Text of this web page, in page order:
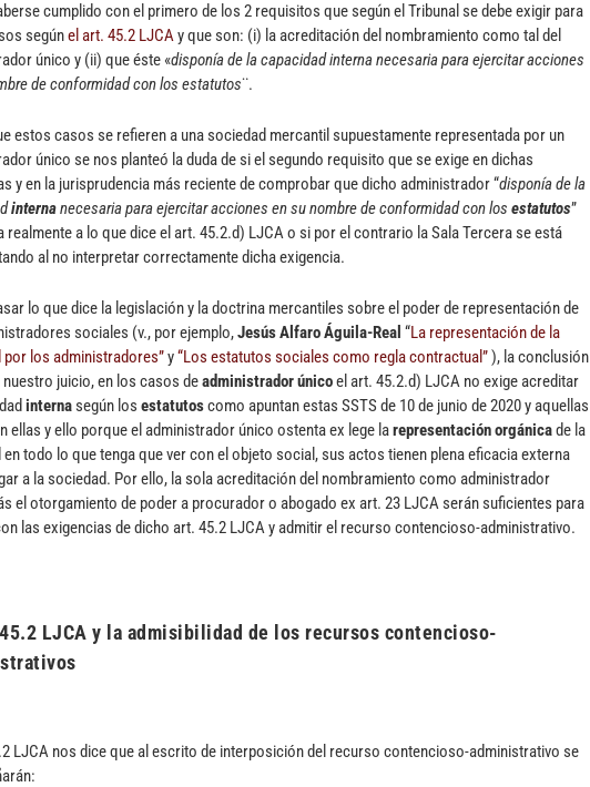
cumplido con el primero de los 2 requisitos que según el Tribunal se debe exigir para
segúnel art. 45.2 LJCAy que son: (i) la acreditación del nombramiento como tal del
único y (ii) que éste «disponía de la capacidad interna necesaria para ejercitar acciones
de conformidad con los estatutos¨.
estos casos se refieren a una sociedad mercantil supuestamente representada por un
único se nos planteó la duda de si el segundo requisito que se exige en dichas
y en la jurisprudencia más reciente de comprobar que dicho administrador “disponía de la
internanecesaria para ejercitar acciones en su nombre de conformidad con los estatutos”
realmente a lo que dice el art. 45.2.d) LJCA o si por el contrario la Sala Tercera se está
al no interpretar correctamente dicha exigencia.
lo que dice la legislación y la doctrina mercantiles sobre el poder de representación de
sociales (v., por ejemplo,Jesús Alfaro Águila-Real “La representación de la
por los administradores”y“Los estatutos sociales como regla contractual”), la conclusión
nuestro juicio, en los casos deadministrador únicoel art. 45.2.d) LJCA no exige acreditar
internasegún los estatutoscomo apuntan estas SSTS de 10 de junio de 2020 y aquellas
ellas y ello porque el administrador único ostenta ex lege larepresentación orgánicade la
todo lo que tenga que ver con el objeto social, sus actos tienen plena eficacia externa
a la sociedad. Por ello, la sola acreditación del nombramiento como administrador
el otorgamiento de poder a procurador o abogado ex art. 23 LJCA serán suficientes para
las exigencias de dicho art. 45.2 LJCA y admitir el recurso contencioso-administrativo.
LJCA y la admisibilidad de los recursos contencioso-
LJCA nos dice que al escrito de interposición del recurso contencioso-administrativo se